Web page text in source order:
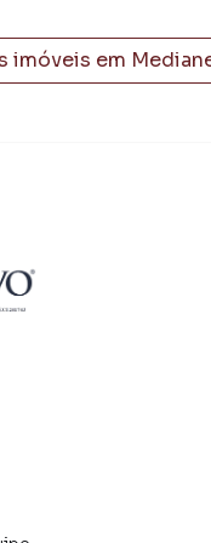
ou locação, além de
construção ou
de forma totalmente
Na Executivo
alugar um imóvel em
do seu computador
de proprietários,
mercado imobiliário.
fácil, rápido e gratuito!
imóveis em